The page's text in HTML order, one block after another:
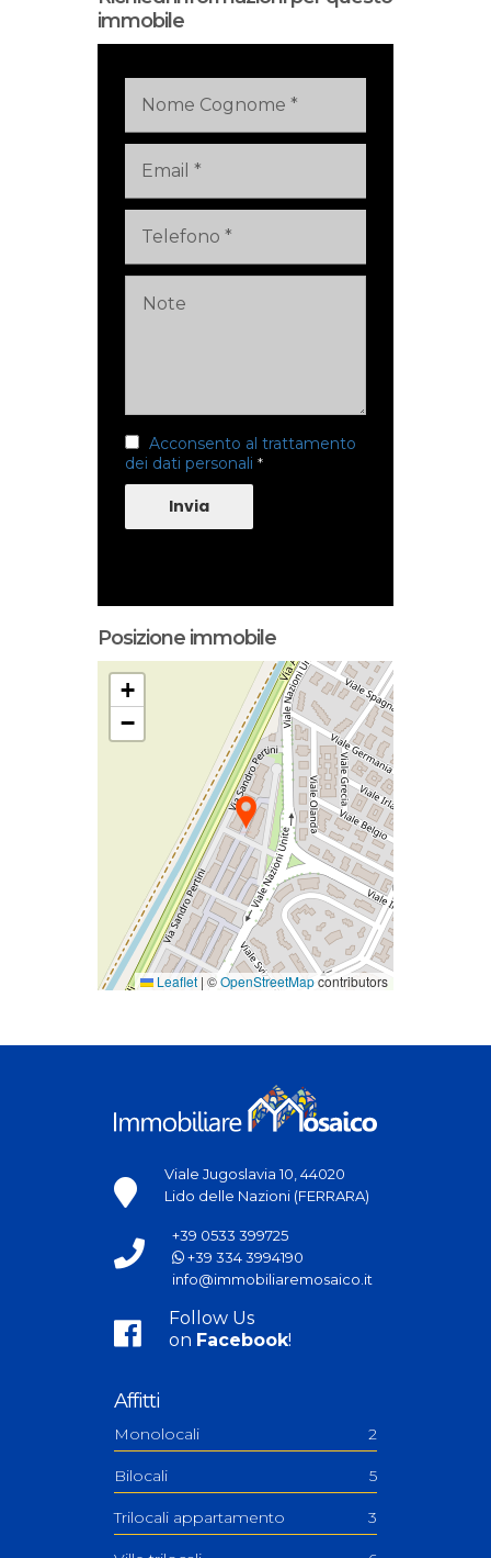
immobile
Acconsento al trattamento
dei dati personali *
Invia
Posizione immobile
+
−
Leaflet | ©OpenStreetMapcontributors
Viale Jugoslavia 10, 44020
Lido delle Nazioni (FERRARA)
+39 0533 399725
+39 334 3994190
info@immobiliaremosaico.it
Follow Us
on Facebook!
Affitti
Monolocali 2
Bilocali 5
Trilocali appartamento 3